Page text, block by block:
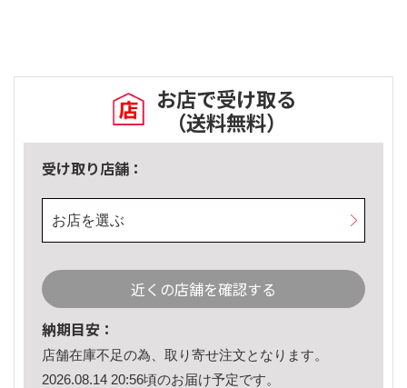
お店で受け取る
（送料無料）
受け取り店舗：
お店を選ぶ
近くの店舗を確認する
納期目安：
店舗在庫不足の為、取り寄せ注文となります。
2026.08.14 20:56頃のお届け予定です。